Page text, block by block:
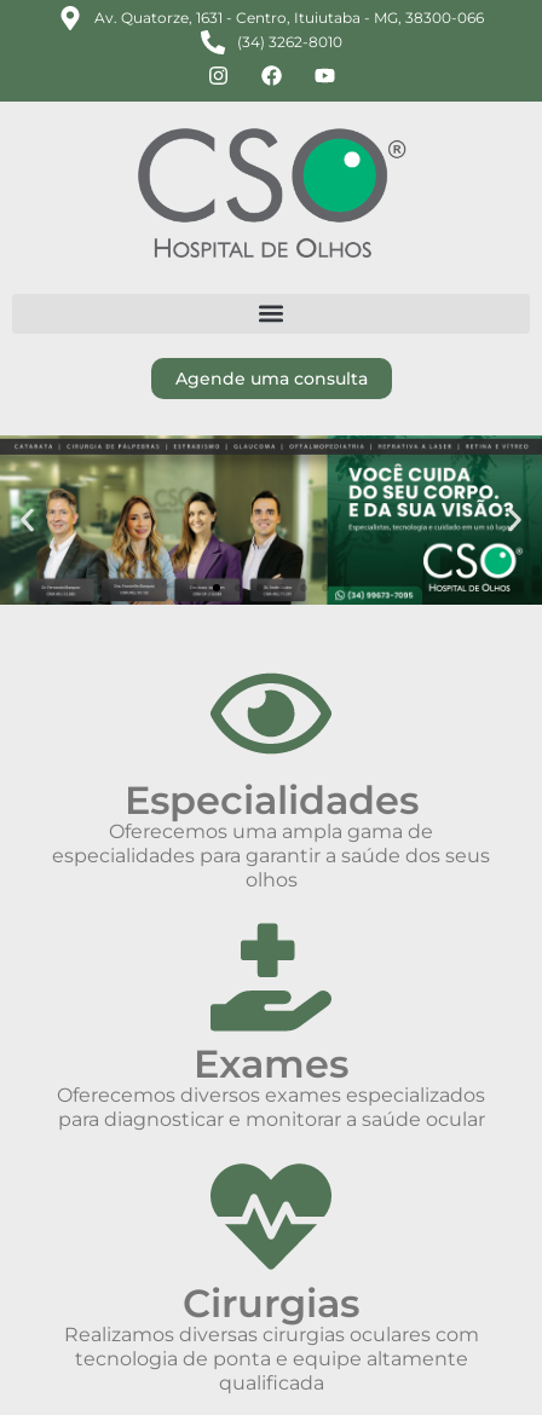
Av. Quatorze, 1631 - Centro, Ituiutaba - MG, 38300-066
(34) 3262-8010
Agende uma consulta
Especialidades
Oferecemos uma ampla gama de
especialidades para garantir a saúde dos seus
olhos
Exames
Oferecemos diversos exames especializados
para diagnosticar e monitorar a saúde ocular
Cirurgias
Realizamos diversas cirurgias oculares com
tecnologia de ponta e equipe altamente
qualificada